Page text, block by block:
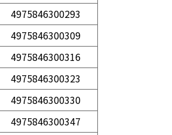
4975846300293
4975846300309
4975846300316
4975846300323
4975846300330
4975846300347